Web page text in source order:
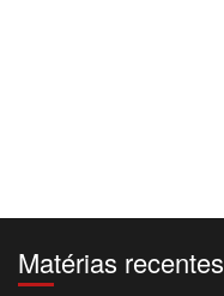
Matérias recentes